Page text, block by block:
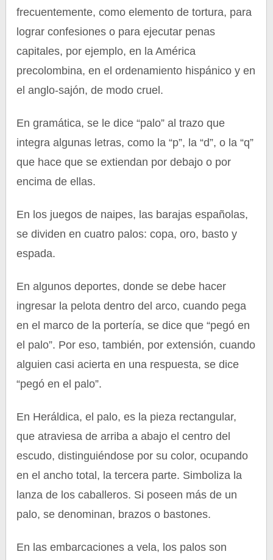
frecuentemente, como elemento de tortura, para
lograr confesiones o para ejecutar penas
capitales, por ejemplo, en la América
precolombina, en el ordenamiento hispánico y en
el anglo-sajón, de modo cruel.
En gramática, se le dice “palo” al trazo que
integra algunas letras, como la “p”, la “d”, o la “q”
que hace que se extiendan por debajo o por
encima de ellas.
En los juegos de naipes, las barajas españolas,
se dividen en cuatro palos: copa, oro, basto y
espada.
En algunos deportes, donde se debe hacer
ingresar la pelota dentro del arco, cuando pega
en el marco de la portería, se dice que “pegó en
el palo”. Por eso, también, por extensión, cuando
alguien casi acierta en una respuesta, se dice
“pegó en el palo”.
En Heráldica, el palo, es la pieza rectangular,
que atraviesa de arriba a abajo el centro del
escudo, distinguiéndose por su color, ocupando
en el ancho total, la tercera parte. Simboliza la
lanza de los caballeros. Si poseen más de un
palo, se denominan, brazos o bastones.
En las embarcaciones a vela, los palos son